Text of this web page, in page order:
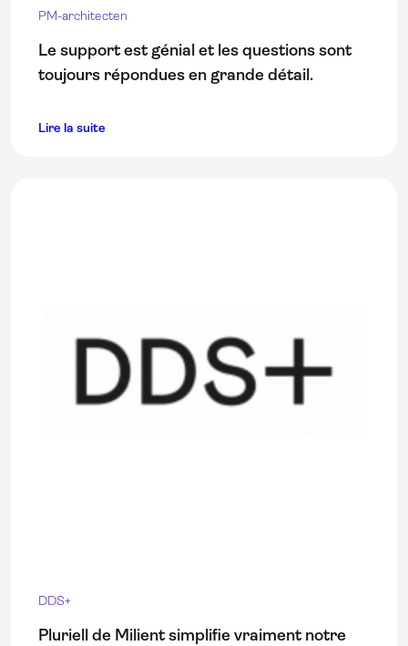
PM-architecten
Le support est génial et les questions sont
toujours répondues en grande détail.
Lire la suite
DDS+
Pluriell de Milient simplifie vraiment notre